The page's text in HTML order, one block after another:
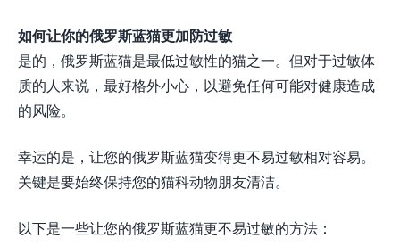
如何让你的俄罗斯蓝猫更加防过敏
是的，俄罗斯蓝猫是最低过敏性的猫之一。但对于过敏体
质的人来说，最好格外小心，以避免任何可能对健康造成
的风险。
幸运的是，让您的俄罗斯蓝猫变得更不易过敏相对容易。
关键是要始终保持您的猫科动物朋友清洁。
以下是一些让您的俄罗斯蓝猫更不易过敏的方法：